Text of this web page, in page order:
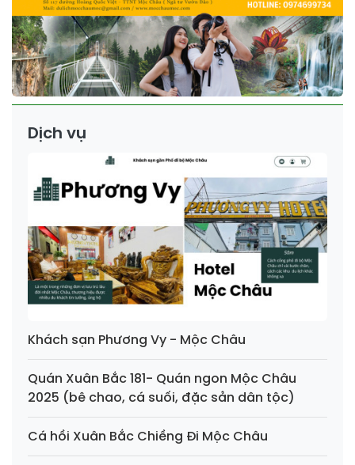
Dịch vụ
Khách sạn Phương Vy - Mộc Châu
Quán Xuân Bắc 181- Quán ngon Mộc Châu
2025 (bê chao, cá suối, đặc sản dân tộc)
Cá hồi Xuân Bắc Chiềng Đi Mộc Châu